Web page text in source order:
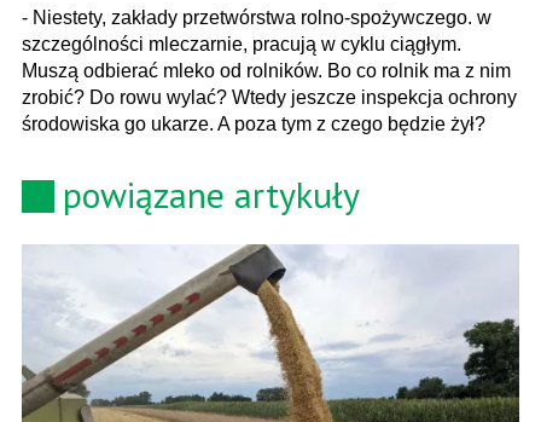
- Niestety, zakłady przetwórstwa rolno-spożywczego. w
szczególności mleczarnie, pracują w cyklu ciągłym.
Muszą odbierać mleko od rolników. Bo co rolnik ma z nim
zrobić? Do rowu wylać? Wtedy jeszcze inspekcja ochrony
środowiska go ukarze. A poza tym z czego będzie żył?
powiązane artykuły